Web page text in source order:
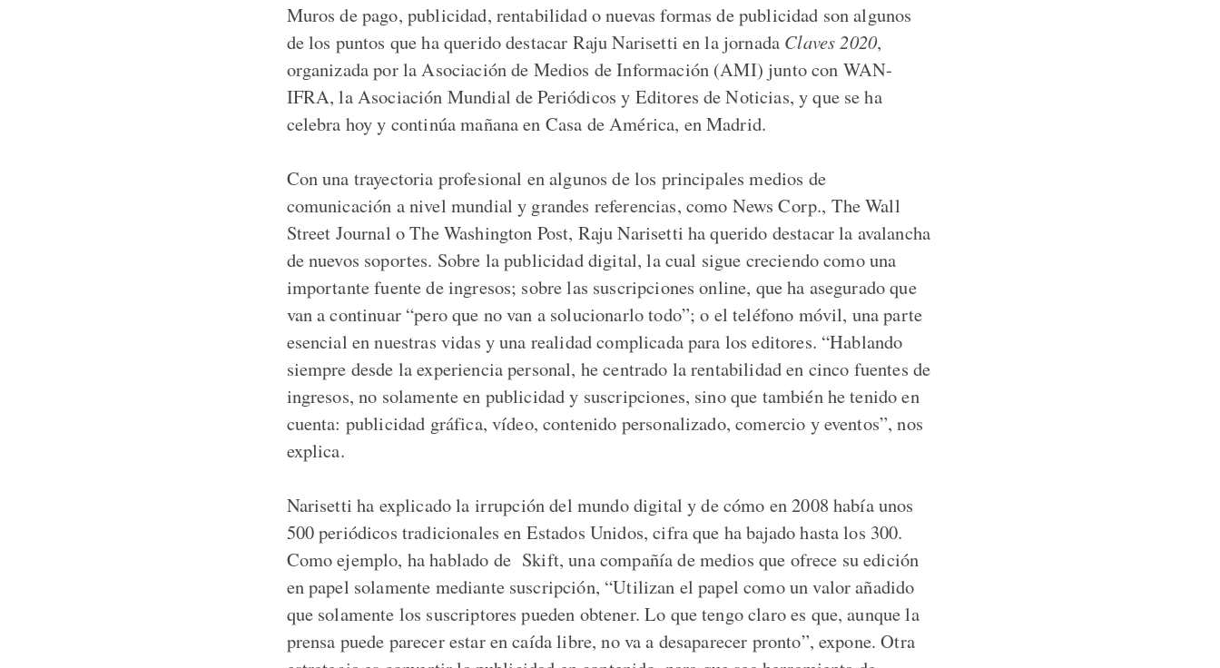
Muros de pago, publicidad, rentabilidad o nuevas formas de publicidad son algunos
de los puntos que ha querido destacar Raju Narisetti en la jornada Claves 2020,
organizada por la Asociación de Medios de Información (AMI) junto con WAN-
IFRA, la Asociación Mundial de Periódicos y Editores de Noticias, y que se ha
celebra hoy y continúa mañana en Casa de América, en Madrid.
Con una trayectoria profesional en algunos de los principales medios de
comunicación a nivel mundial y grandes referencias, como News Corp., The Wall
Street Journal o The Washington Post, Raju Narisetti ha querido destacar la avalancha
de nuevos soportes. Sobre la publicidad digital, la cual sigue creciendo como una
importante fuente de ingresos; sobre las suscripciones online, que ha asegurado que
van a continuar “pero que no van a solucionarlo todo”; o el teléfono móvil, una parte
esencial en nuestras vidas y una realidad complicada para los editores. “Hablando
siempre desde la experiencia personal, he centrado la rentabilidad en cinco fuentes de
ingresos, no solamente en publicidad y suscripciones, sino que también he tenido en
cuenta: publicidad gráfica, vídeo, contenido personalizado, comercio y eventos”, nos
explica.
Narisetti ha explicado la irrupción del mundo digital y de cómo en 2008 había unos
500 periódicos tradicionales en Estados Unidos, cifra que ha bajado hasta los 300.
Como ejemplo, ha hablado de Skift, una compañía de medios que ofrece su edición
en papel solamente mediante suscripción, “Utilizan el papel como un valor añadido
que solamente los suscriptores pueden obtener. Lo que tengo claro es que, aunque la
prensa puede parecer estar en caída libre, no va a desaparecer pronto”, expone. Otra